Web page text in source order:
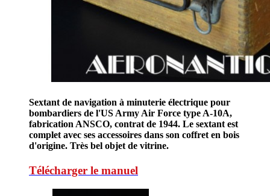
Sextant de navigation à minuterie électrique pour
bombardiers de l'US Army Air Force type A-10A,
fabrication ANSCO, contrat de 1944. Le sextant est
complet avec ses accessoires dans son coffret en bois
d'origine. Très bel objet de vitrine.
Télécharger le manuel